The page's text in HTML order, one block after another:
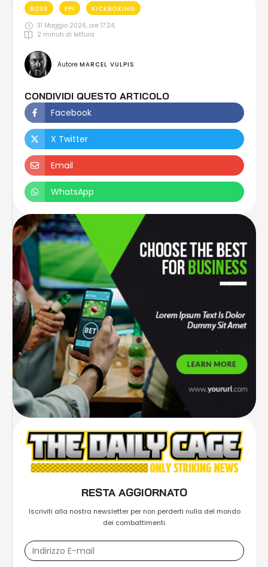
BOXE FPI
KICKBOXING
31 Maggio 2026, ore 17:24,
2 minuti di lettura
Autore MARCEL VULPIS
CONDIVIDI QUESTO ARTICOLO
Facebook
X Twitter
Email
WhatsApp
RESTA AGGIORNATO
Iscriviti alla nostra newsletter per non perderti nulla del mondo
dei combattimenti.